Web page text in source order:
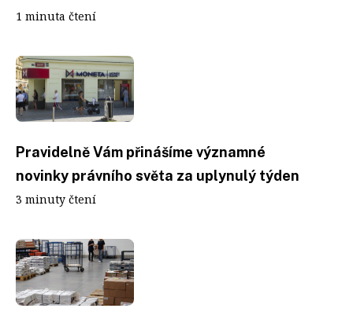
1 minuta čtení
Pravidelně Vám přinášíme významné
novinky právního světa za uplynulý týden
3 minuty čtení